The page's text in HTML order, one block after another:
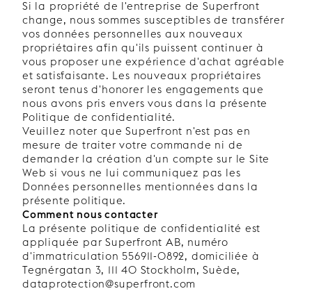
Si la propriété de l'entreprise de Superfront
change, nous sommes susceptibles de transférer
vos données personnelles aux nouveaux
propriétaires afin qu'ils puissent continuer à
vous proposer une expérience d'achat agréable
et satisfaisante. Les nouveaux propriétaires
seront tenus d'honorer les engagements que
nous avons pris envers vous dans la présente
Politique de confidentialité.
Veuillez noter que Superfront n'est pas en
mesure de traiter votre commande ni de
demander la création d'un compte sur le Site
Web si vous ne lui communiquez pas les
Données personnelles mentionnées dans la
présente politique.
Comment nous contacter
La présente politique de confidentialité est
appliquée par Superfront AB, numéro
d'immatriculation 556911-0892, domiciliée à
Tegnérgatan 3, 111 40 Stockholm, Suède,
dataprotection@superfront.com